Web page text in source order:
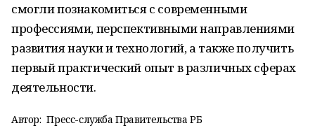
смогли познакомиться с современными
профессиями, перспективными направлениями
развития науки и технологий, а также получить
первый практический опыт в различных сферах
деятельности.
Автор: Пресс-служба Правительства РБ